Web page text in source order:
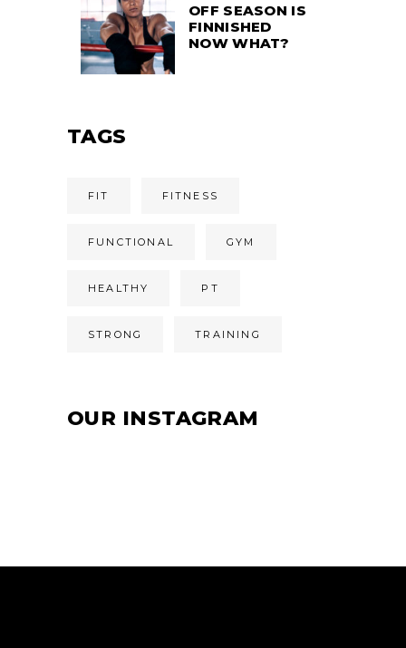
OFF SEASON IS
FINNISHED
NOW WHAT?
TAGS
FIT FITNESS
FUNCTIONAL GYM
HEALTHY PT
STRONG TRAINING
OUR INSTAGRAM